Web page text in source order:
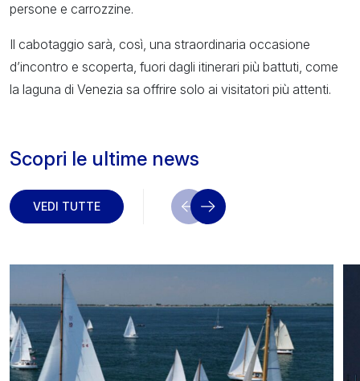
persone e carrozzine.
Il cabotaggio sarà, così, una straordinaria occasione
d’incontro e scoperta, fuori dagli itinerari più battuti, come
la laguna di Venezia sa offrire solo ai visitatori più attenti.
Scopri le ultime news
VEDI TUTTE